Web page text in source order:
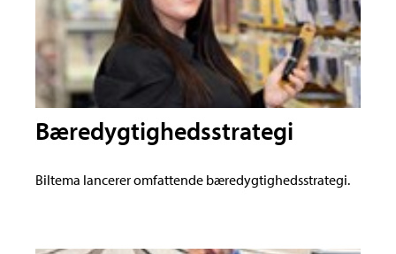
Bæredygtighedsstrategi
Biltema lancerer omfattende bæredygtighedsstrategi.